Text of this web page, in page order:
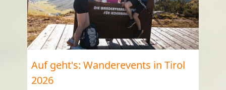
Auf geht's: Wanderevents in Tirol
2026